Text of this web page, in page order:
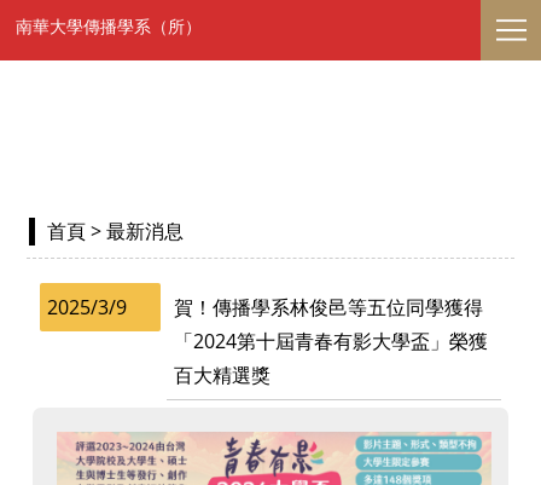
南華大學傳播學系（所）
首頁> 最新消息
2025/3/9
賀！傳播學系林俊邑等五位同學獲得
「2024第十屆青春有影大學盃」榮獲
百大精選獎